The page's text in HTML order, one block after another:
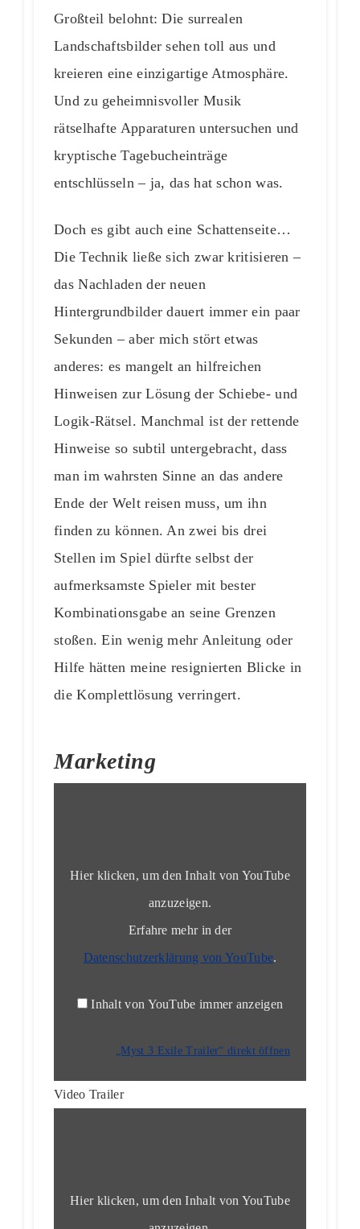
Großteil belohnt: Die surrealen
Landschaftsbilder sehen toll aus und
kreieren eine einzigartige Atmosphäre.
Und zu geheimnisvoller Musik
rätselhafte Apparaturen untersuchen und
kryptische Tagebucheinträge
entschlüsseln – ja, das hat schon was.
Doch es gibt auch eine Schattenseite…
Die Technik ließe sich zwar kritisieren –
das Nachladen der neuen
Hintergrundbilder dauert immer ein paar
Sekunden – aber mich stört etwas
anderes: es mangelt an hilfreichen
Hinweisen zur Lösung der Schiebe- und
Logik-Rätsel. Manchmal ist der rettende
Hinweise so subtil untergebracht, dass
man im wahrsten Sinne an das andere
Ende der Welt reisen muss, um ihn
finden zu können. An zwei bis drei
Stellen im Spiel dürfte selbst der
aufmerksamste Spieler mit bester
Kombinationsgabe an seine Grenzen
stoßen. Ein wenig mehr Anleitung oder
Hilfe hätten meine resignierten Blicke in
die Komplettlösung verringert.
Marketing
„Myst
Hier klicken, um den Inhalt von YouTube
anzuzeigen.
Erfahre mehr in der
Datenschutzerklärung von YouTube.
Inhalt von YouTube immer anzeigen
„Myst 3 Exile Trailer“ direkt öffnen
Video Trailer
„Myst
vonHier klicken, um den Inhalt von YouTube